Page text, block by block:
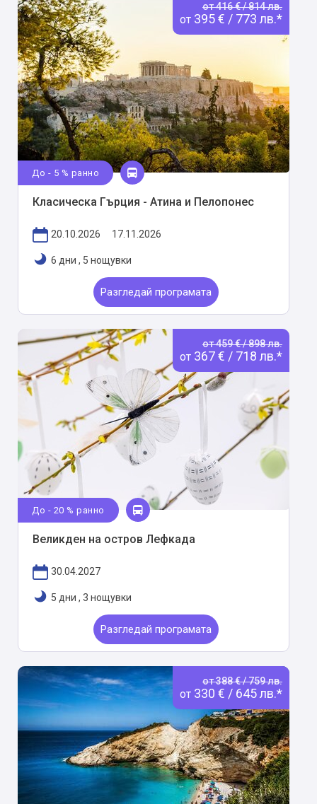
от 416 € / 814 лв.
от 395 € / 773 лв.*
До - 5 % ранно
Класическа Гърция - Атина и Пелопонес
20.10.2026 17.11.2026
6 дни , 5 нощувки
Разгледай програмата
от 459 € / 898 лв.
от 367 € / 718 лв.*
До - 20 % ранно
Великден на остров Лефкада
30.04.2027
5 дни , 3 нощувки
Разгледай програмата
от 388 € / 759 лв.
от 330 € / 645 лв.*